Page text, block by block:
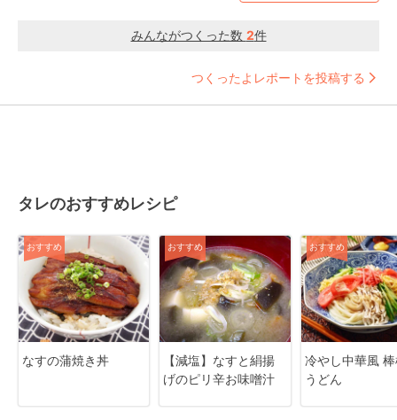
みんながつくった数 2件
つくったよレポートを投稿する
タレのおすすめレシピ
おすすめ
なすの蒲焼き丼
おすすめ
【減塩】なすと絹揚
げのピリ辛お味噌汁
おすすめ
冷やし中華風
うどん